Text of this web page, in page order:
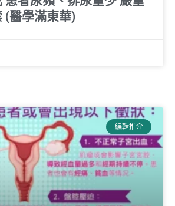
(醫學滿東華)
編輯推介